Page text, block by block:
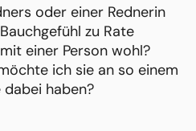
oder einer Rednerin
zu Rate
einer Person wohl?
ich sie an so einem
haben?